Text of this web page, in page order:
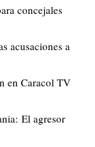
concejales
acusaciones a
en Caracol TV
El agresor